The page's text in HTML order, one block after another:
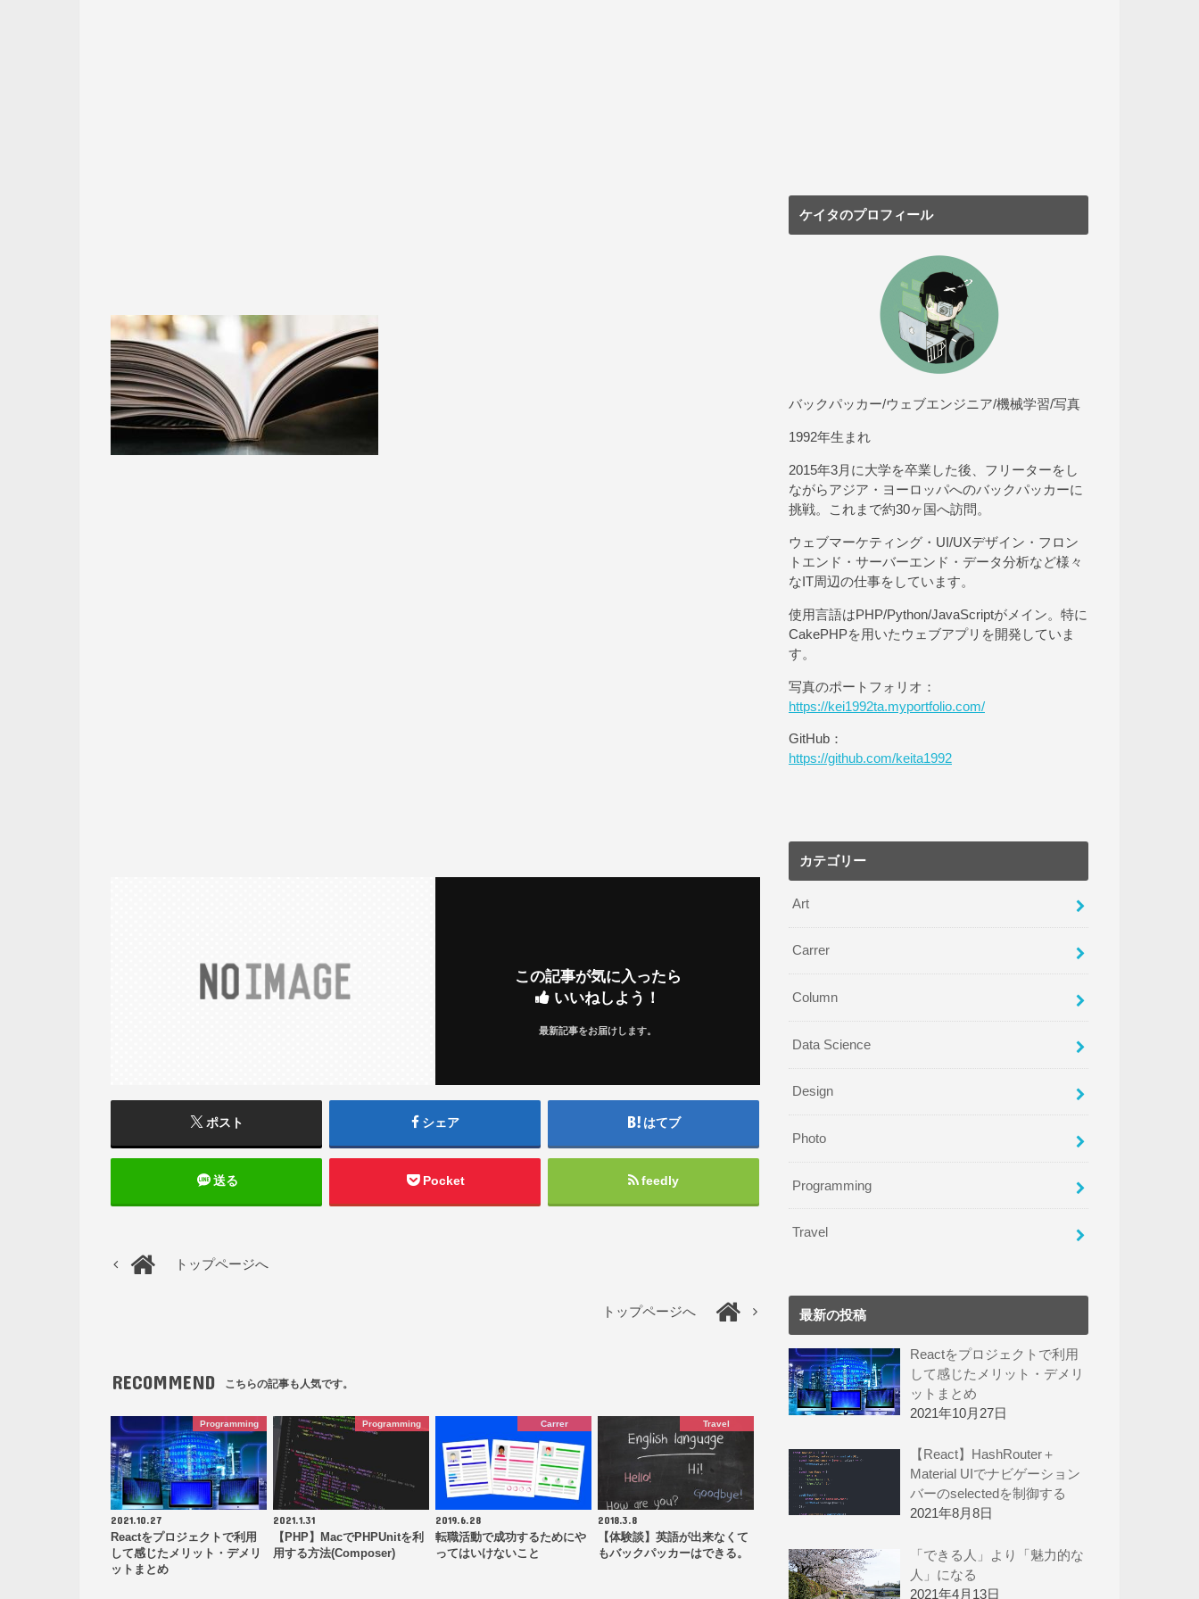
この記事が気に入ったら
いいねしよう！
最新記事をお届けします。
ポスト シェア はてブ
送る Pocket feedly
トップページへ
トップページへ
RECOMMEND こちらの記事も人気です。
Programming
2021.10.27
Reactをプロジェクトで利用
して感じたメリット・デメリ
ットまとめ
Programming
2021.1.31
【PHP】MacでPHPUnitを利
用する方法(Composer)
Carrer
2019.6.28
転職活動で成功するためにや
ってはいけないこと
Travel
2018.3.8
【体験談】英語が出来なくて
もバックパッカーはできる。
ケイタのプロフィール
バックパッカー/ウェブエンジニア/機械学習/写真
1992年生まれ
2015年3月に大学を卒業した後、フリーターをし
ながらアジア・ヨーロッパへのバックパッカーに
挑戦。これまで約30ヶ国へ訪問。
ウェブマーケティング・UI/UXデザイン・フロン
トエンド・サーバーエンド・データ分析など様々
なIT周辺の仕事をしています。
使用言語はPHP/Python/JavaScriptがメイン。特に
CakePHPを用いたウェブアプリを開発していま
す。
写真のポートフォリオ：
https://kei1992ta.myportfolio.com/
GitHub：
https://github.com/keita1992
カテゴリー
Art
Carrer
Column
Data Science
Design
Photo
Programming
Travel
最新の投稿
Reactをプロジェクトで利用
して感じたメリット・デメリ
ットまとめ
2021年10月27日
【React】HashRouter＋
Material UIでナビゲーション
バーのselectedを制御する
2021年8月8日
「できる人」より「魅力的な
人」になる
2021年4月13日